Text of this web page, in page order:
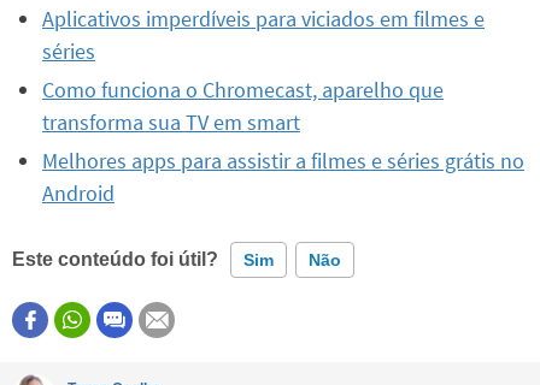
Aplicativos imperdíveis para viciados em filmes e
séries
Como funciona o Chromecast, aparelho que
transforma sua TV em smart
Melhores apps para assistir a filmes e séries grátis no
Android
Este conteúdo foi útil? Sim Não
Este conteúdo contém informação incorreta